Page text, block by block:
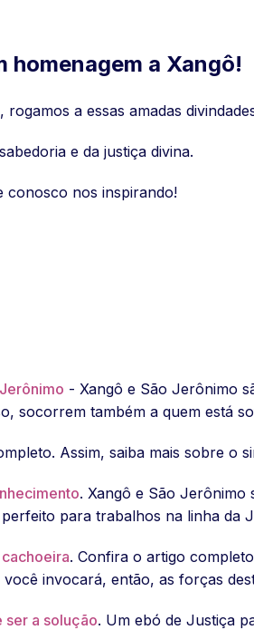
homenagem a Xangô!
a essas amadas
e da justiça divina.
conosco nos inspirando!
- Xangô e São Jerônimo
socorrem também a quem está
Assim, saiba mais sobre o
. Xangô e São Jerônimo
para trabalhos na linha da
. Confira o artigo
invocará, então, as forças
ser a solução. Um ebó de Justiça